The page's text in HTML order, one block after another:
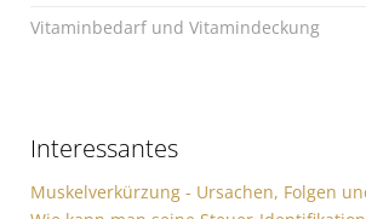
Vitaminbedarf und Vitamindeckung
Interessantes
Muskelverkürzung - Ursachen, Folgen